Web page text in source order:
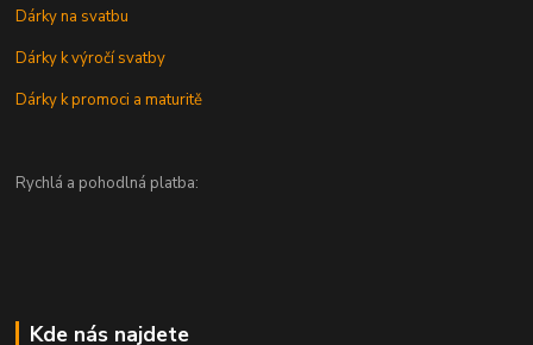
Dárky na svatbu
Dárky k výročí svatby
Dárky k promoci a maturitě
Rychlá a pohodlná platba:
Kde nás najdete